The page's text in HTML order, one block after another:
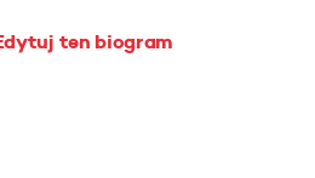
ten biogram